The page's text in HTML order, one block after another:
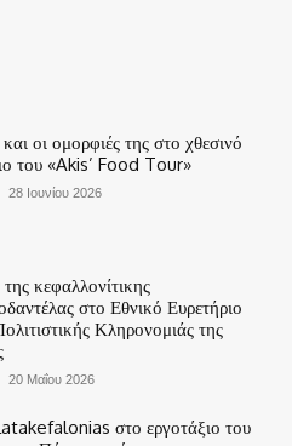
οι ομορφιές της στο χθεσινό
του «Akis’ Food Tour»
28 Ιουνίου 2026
κεφαλλονίτικης
στο Εθνικό Ευρετήριο
Κληρονομιάς της
20 Μαΐου 2026
στο εργοτάξιο του